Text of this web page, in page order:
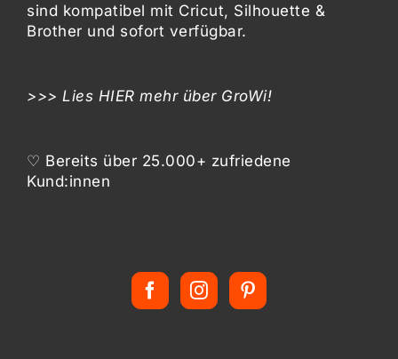
sind kompatibel mit Cricut, Silhouette &
Brother und sofort verfügbar.
>>> Lies HIER mehr über GroWi!
♡ Bereits über 25.000+ zufriedene
Kund:innen